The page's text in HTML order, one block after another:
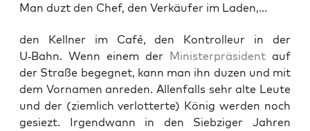
Man duzt den Chef, den Verkäufer im Laden,...
den Kell­ner im Café, den Kon­trol­leur in der
U‑Bahn. Wenn einem der Minis­ter­prä­si­dent auf
der Stra­ße begeg­net, kann man ihn duzen und mit
dem Vor­na­men anre­den. Allen­falls sehr alte Leu­te
und der (ziem­lich ver­lot­ter­te) König wer­den noch
gesiezt. Irgend­wann in den Sieb­zi­ger Jah­ren